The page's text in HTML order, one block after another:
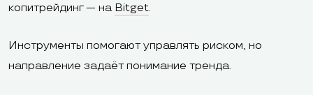
копитрейдинг — на Bitget.
Инструменты помогают управлять риском, но
направление задаёт понимание тренда.